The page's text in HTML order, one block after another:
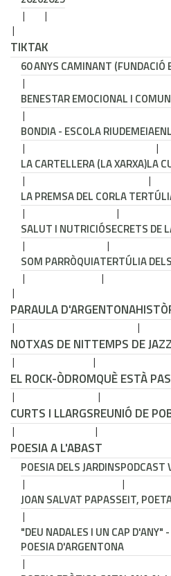
TIKTAK
60 ANYS CAMINANT (FUNDACIÓ
BENESTAR EMOCIONAL I
BONDIA - ESCOLA RIUDEMEIA
LA CARTELLERA (LA XARXA)LA
LA PREMSA DEL CORLA
SALUT I NUTRICIÓSECRETS DE
SOM PARRÒQUIATERTÚLIA
PARAULA D'ARGENTONA
NOTXAS DE NITTEMPS DE JAZZ
EL ROCK-ÒDROMQUÈ ESTÀ
CURTS I LLARGSREUNIÓ DE
POESIA A L'ABAST
POESIA DELS JARDINSPODCAST
JOAN SALVAT PAPASSEIT,
"DEU NADALES I UN CAP D'ANY"
POESIA D'ARGENTONA